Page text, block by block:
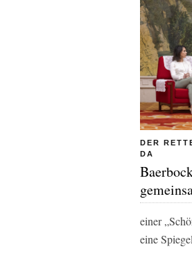
DER
DA
einer
eine